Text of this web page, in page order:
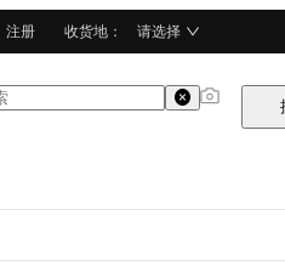
注册 收货地 ： 请选择